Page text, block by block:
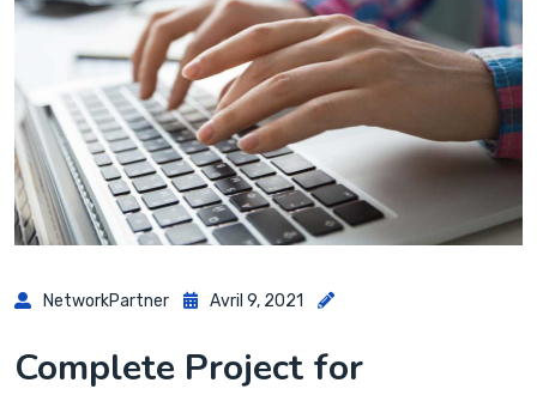
NetworkPartner Avril 9, 2021
Complete Project for